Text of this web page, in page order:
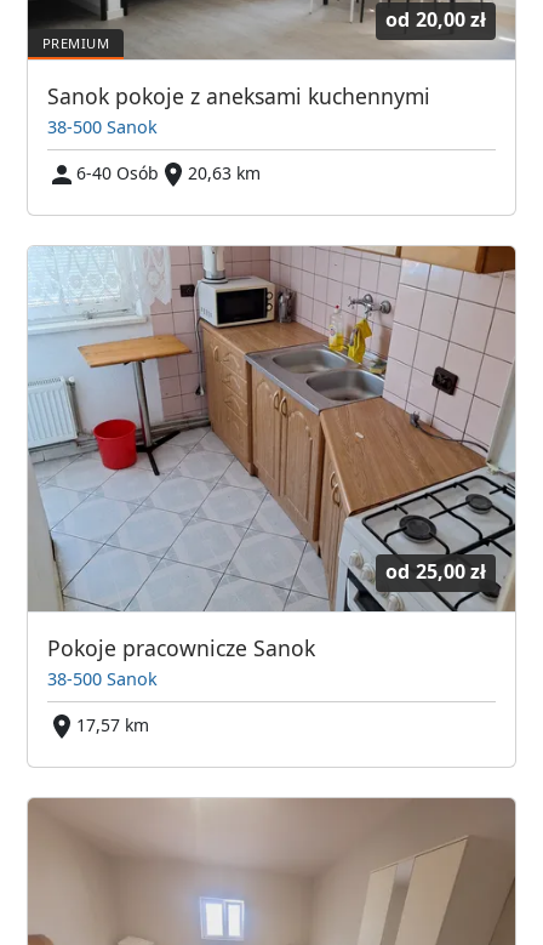
od 20,00 zł
Sanok pokoje z aneksami kuchennymi
38-500 Sanok
6-40 Osób
20,63 km
od 25,00 zł
Pokoje pracownicze Sanok
38-500 Sanok
17,57 km